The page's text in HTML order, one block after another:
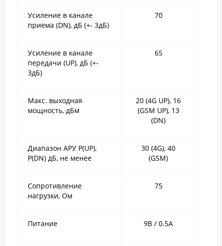
Усиление в канале
приема (DN), дБ (+- 3дБ)
70
Усиление в канале
передачи (UP), дБ (+-
3дБ)
65
Макс. выходная
мощность, дБм
20 (4G UP), 16
(GSM UP), 13
(DN)
Диапазон АРУ P(UP),
P(DN) дБ, не менее
30 (4G), 40
(GSM)
Сопротивление
нагрузки, Ом
75
Питание 9B / 0.5A